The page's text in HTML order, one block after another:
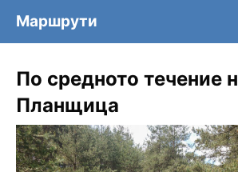
Маршрути
По средното течение
Планщица
+
−